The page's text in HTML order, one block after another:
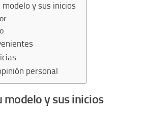
modelo y sus inicios
personal
modelo y sus inicios